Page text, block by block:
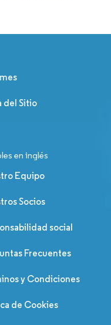
del Sitio
en inglés
Equipo
Socios
social
Frecuentes
y Condiciones
de Cookies